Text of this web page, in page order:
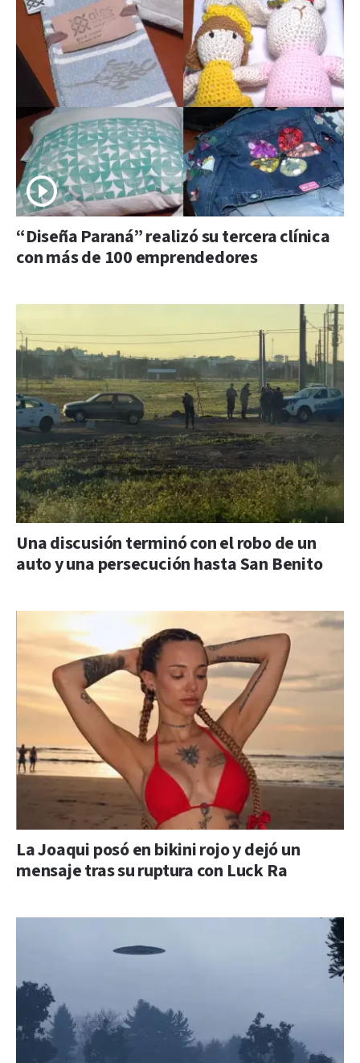
“Diseña Paraná” realizó su tercera clínica
con más de 100 emprendedores
Una discusión terminó con el robo de un
auto y una persecución hasta San Benito
La Joaqui posó en bikini rojo y dejó un
mensaje tras su ruptura con Luck Ra